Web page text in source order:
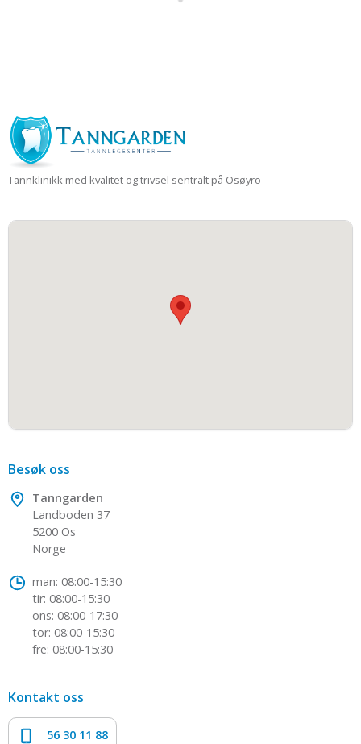
Tannklinikk med kvalitet og trivsel sentralt på Osøyro
Besøk oss
Tanngarden
Landboden 37
5200 Os
Norge
man: 08:00-15:30
tir: 08:00-15:30
ons: 08:00-17:30
tor: 08:00-15:30
fre: 08:00-15:30
Kontakt oss
56 30 11 88